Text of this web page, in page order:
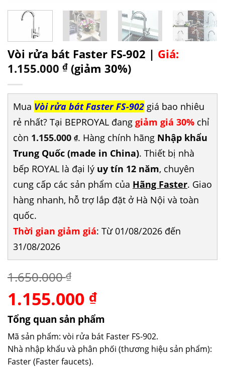
Vòi rửa bát Faster FS-902 | Giá:
1.155.000 ₫ (giảm 30%)
Mua Vòi rửa bát Faster FS-902 giá bao nhiêu
rẻ nhất? Tại BEPROYAL đang giảm giá 30% chỉ
còn 1.155.000 ₫. Hàng chính hãng Nhập khẩu
Trung Quốc (made in China). Thiết bị nhà
bếp ROYAL là đại lý uy tín 12 năm, chuyên
cung cấp các sản phẩm của Hãng Faster. Giao
hàng nhanh, hỗ trợ lắp đặt ở Hà Nội và toàn
quốc.
Thời gian giảm giá: Từ 01/08/2026 đến
31/08/2026
1.650.000₫
Giá
gốc
là:
1.650.000 ₫.
1.155.000 ₫Giá
tại
là:
1.155.000 ₫.
Tổng quan sản phẩm
Mã sản phẩm: vòi rửa bát Faster FS-902.
Nhà nhập khẩu và phân phối (thương hiệu sản phẩm):
Faster (Faster faucets).